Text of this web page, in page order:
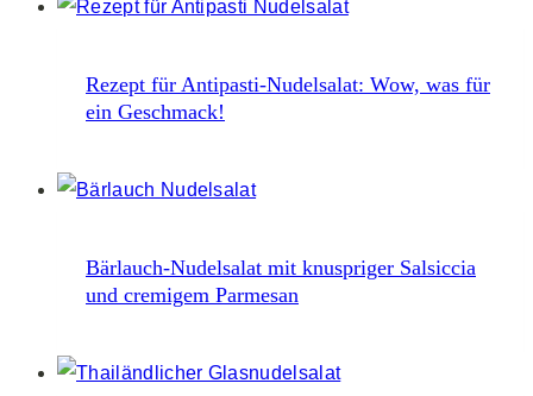
Rezept für Antipasti-Nudelsalat: Wow, was für
ein Geschmack!
Bärlauch-Nudelsalat mit knuspriger Salsiccia
und cremigem Parmesan